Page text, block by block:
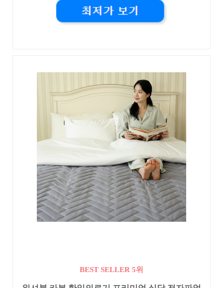
BEST SELLER 5위